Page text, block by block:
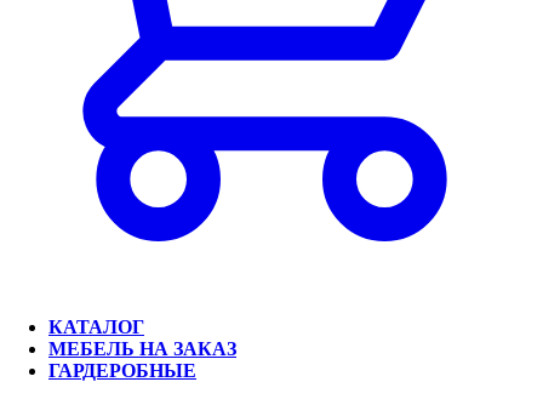
КАТАЛОГ
МЕБЕЛЬ НА ЗАКАЗ
ГАРДЕРОБНЫЕ